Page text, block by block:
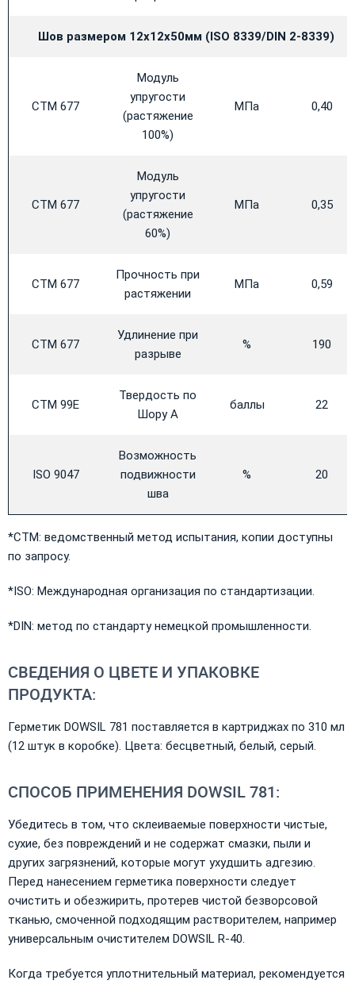
Шов размером 12х12х50мм (ISO 8339/DIN 2-8339)
CTM 677
Модуль
упругости
(растяжение
100%)
МПа 0,40
CTM 677
Модуль
упругости
(растяжение
60%)
МПа 0,35
CTM 677
Прочность при
растяжении
МПа 0,59
CTM 677
Удлинение при
разрыве
% 190
CTM 99E
Твердость по
Шору А
баллы 22
ISO 9047
Возможность
подвижности
шва
% 20
*CTM: ведомственный метод испытания, копии доступны
по запросу.
*ISO: Международная организация по стандартизации.
*DIN: метод по стандарту немецкой промышленности.
СВЕДЕНИЯ О ЦВЕТЕ И УПАКОВКЕ
ПРОДУКТА:
Герметик DOWSIL 781 поставляется в картриджах по 310 мл
(12 штук в коробке). Цвета: бесцветный, белый, серый.
СПОСОБ ПРИМЕНЕНИЯ DOWSIL 781:
Убедитесь в том, что склеиваемые поверхности чистые,
сухие, без повреждений и не содержат смазки, пыли и
других загрязнений, которые могут ухудшить адгезию.
Перед нанесением герметика поверхности следует
очистить и обезжирить, протерев чистой безворсовой
тканью, смоченной подходящим растворителем, например
универсальным очистителем DOWSIL R-40.
Когда требуется уплотнительный материал, рекомендуется